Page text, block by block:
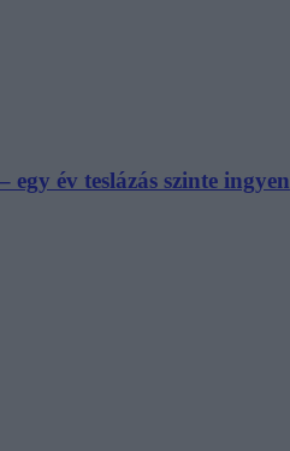
év teslázás szinte ingyen